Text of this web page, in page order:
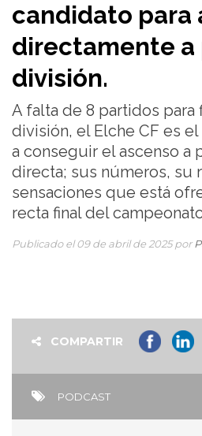
candidato para
directamente a
división.
A falta de 8 partidos para
división, el Elche CF es
a conseguir el ascenso a
directa; sus números, su
sensaciones que está
recta final del
Publicado el 09 de abril de 2025 por
COMPARTIR
PODCAST